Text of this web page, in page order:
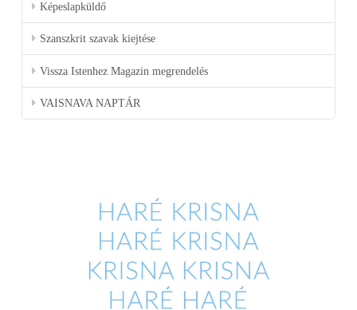
Képeslapküldő
Szanszkrit szavak kiejtése
Vissza Istenhez Magazin megrendelés
VAISNAVA NAPTÁR